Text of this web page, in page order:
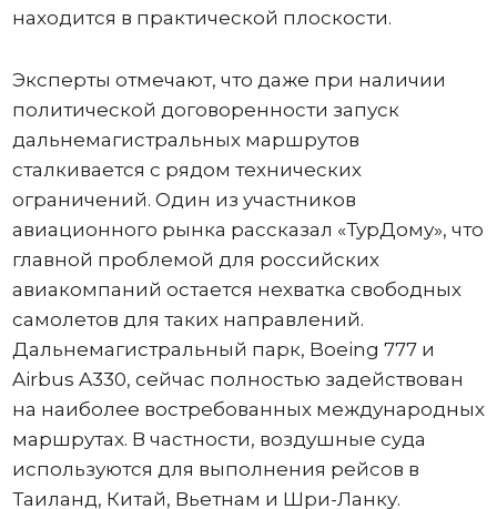
находится в практической плоскости.
Эксперты отмечают, что даже при наличии
политической договоренности запуск
дальнемагистральных маршрутов
сталкивается с рядом технических
ограничений. Один из участников
авиационного рынка рассказал «ТурДому», что
главной проблемой для российских
авиакомпаний остается нехватка свободных
самолетов для таких направлений.
Дальнемагистральный парк, Boeing 777 и
Airbus A330, сейчас полностью задействован
на наиболее востребованных международных
маршрутах. В частности, воздушные суда
используются для выполнения рейсов в
Таиланд, Китай, Вьетнам и Шри-Ланку.